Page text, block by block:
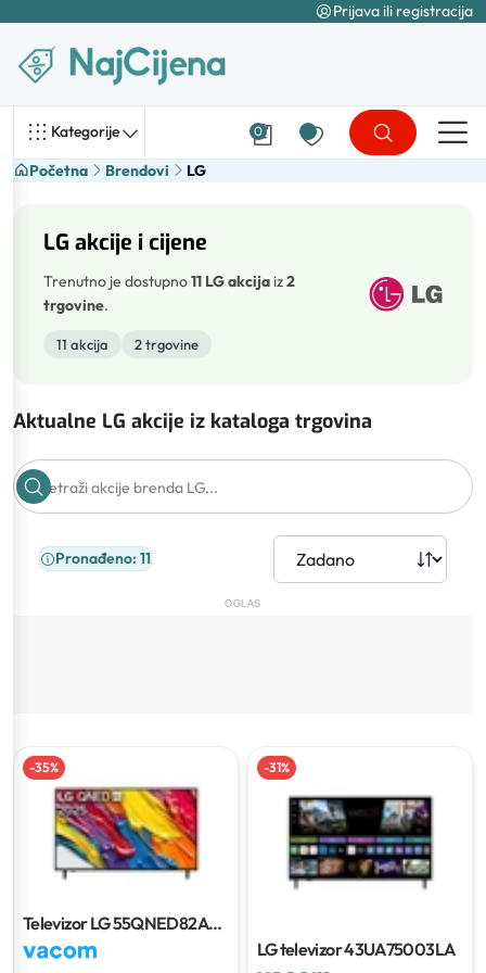
Prijava ili registracija
Kategorije 0
Početna Brendovi LG
LG akcije i cijene
Trenutno je dostupno11 LG akcija iz2
trgovine.
11 akcija 2 trgovine
Aktualne LG akcije iz kataloga trgovina
Pronađeno: 11
OGLAS
-35%
Televizor LG 55QNED82A3B
65"/165 cm
-31%
LG televizor 43UA75003LA